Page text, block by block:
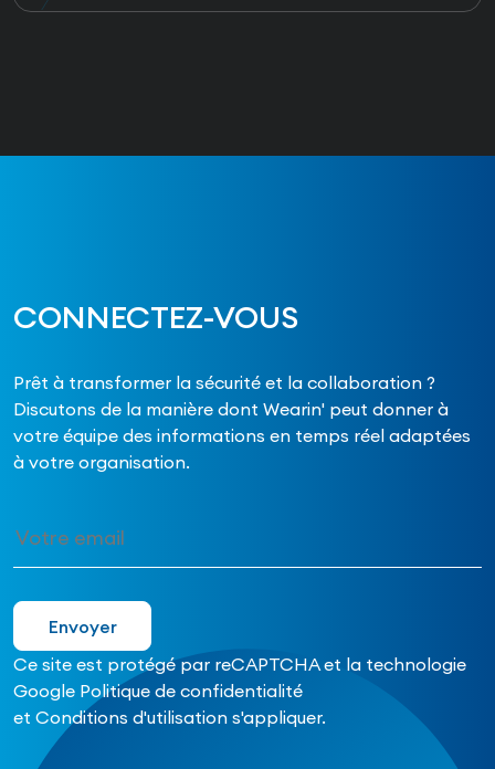
CONNECTEZ-VOUS
Prêt à transformer la sécurité et la collaboration ?
Discutons de la manière dont Wearin' peut donner à
votre équipe des informations en temps réel adaptées
à votre organisation.
Ce site est protégé par reCAPTCHA et la technologie
Google Politique de confidentialité
et Conditions d'utilisation s'appliquer.